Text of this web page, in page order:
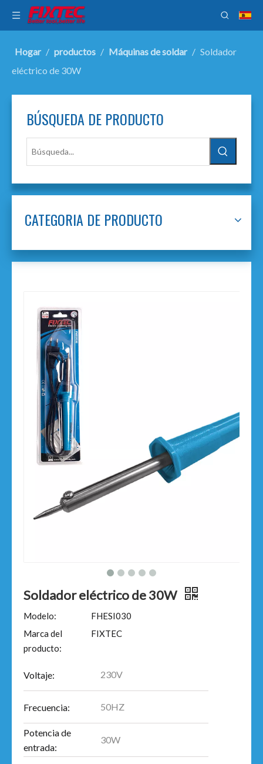
Hogar / productos / Máquinas de soldar / Soldador
eléctrico de 30W
BÚSQUEDA DE PRODUCTO
CATEGORIA DE PRODUCTO
Soldador eléctrico de 30W
Modelo:
FHESI030
Marca del
producto:
FIXTEC
Voltaje: 230V
Frecuencia: 50HZ
Potencia de
entrada:
30W